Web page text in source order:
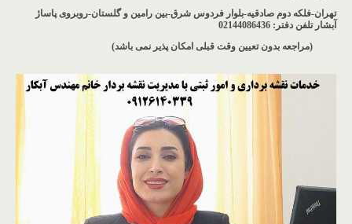
تهران-فلکه دوم صادقیه-بلوار فردوس شرق-بین رامین و گلستان-روبروی پاساژ
آبشار تلفن دفتر: 02144086436
(مراجعه بدون تعیین وقت قبلی امکان پذیر نمی باشد)